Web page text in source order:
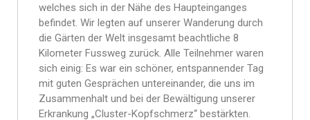
welches sich in der Nähe des Haupteinganges
befindet. Wir legten auf unserer Wanderung durch
die Gärten der Welt insgesamt beachtliche 8
Kilometer Fussweg zurück. Alle Teilnehmer waren
sich einig: Es war ein schöner, entspannender Tag
mit guten Gesprächen untereinander, die uns im
Zusammenhalt und bei der Bewältigung unserer
Erkrankung „Cluster-Kopfschmerz“ bestärkten.